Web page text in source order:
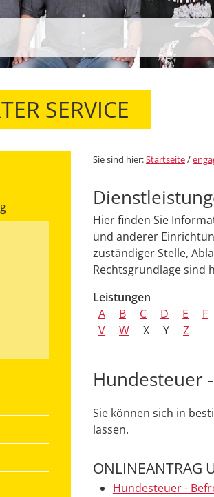
SERVICE
Sie sind hier:Startseite/
Hier finden Sie
und anderer
zuständiger Stelle,
Rechtsgrundlage sind
Leistungen
A
B C D E F
V
W X Y Z
Hundesteuer
Sie können sich in
lassen.
ONLINEANTRAG
Hundesteuer -